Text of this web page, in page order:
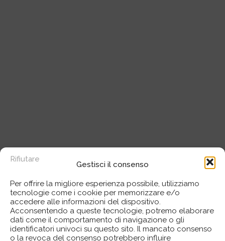
Gestisci il consenso
Per offrire la migliore esperienza possibile, utilizziamo
tecnologie come i cookie per memorizzare e/o
accedere alle informazioni del dispositivo.
Acconsentendo a queste tecnologie, potremo elaborare
dati come il comportamento di navigazione o gli
identificatori univoci su questo sito. Il mancato consenso
o la revoca del consenso potrebbero influire
Rifiutare